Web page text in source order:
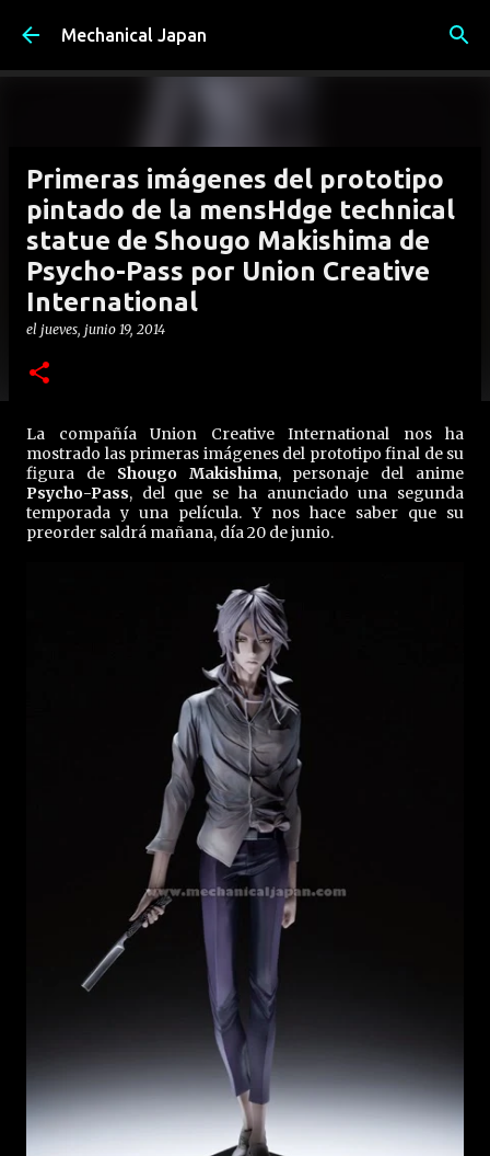
Ir al contenido principal
Mechanical Japan
Primeras imágenes del prototipo
pintado de la mensHdge technical
statue de Shougo Makishima de
Psycho-Pass por Union Creative
International
el jueves, junio 19, 2014
La compañía Union Creative International nos ha
mostrado las primeras imágenes del prototipo final de su
figura de Shougo Makishima, personaje del anime
Psycho-Pass, del que se ha anunciado una segunda
temporada y una película. Y nos hace saber que su
preorder saldrá mañana, día 20 de junio.